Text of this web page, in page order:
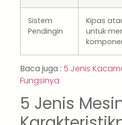
Sistem
Pendingin
Kipas
untuk
Baca juga : 5 Jenis
Fungsinya
5 Jenis